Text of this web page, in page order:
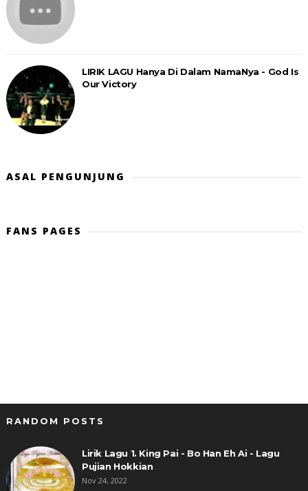
LIRIK LAGU Hanya Di Dalam NamaNya - God Is
Our Victory
ASAL PENGUNJUNG
FANS PAGES
RANDOM POSTS
Lirik Lagu 1. King Pai - Bo Han Eh Ai - Lagu
Pujian Hokkian
Nov 24, 2022